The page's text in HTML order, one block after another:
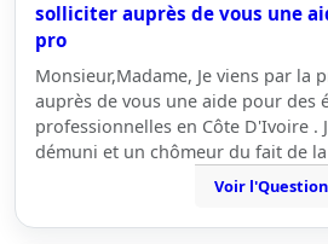
solliciter auprès de vous une
pro
Monsieur,Madame, Je viens par la
auprès de vous une aide pour des
professionnelles en Côte D'Ivoire .
démuni et un chômeur du fait de
Voir l'Question